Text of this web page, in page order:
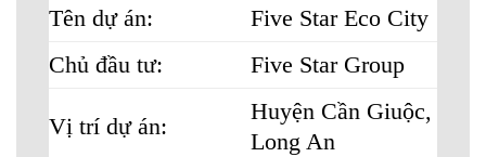
Tên dự án:
Five Star Eco City
Chủ đầu tư:
Five Star Group
Vị trí dự án:
Huyện Cần Giuộc,
Long An